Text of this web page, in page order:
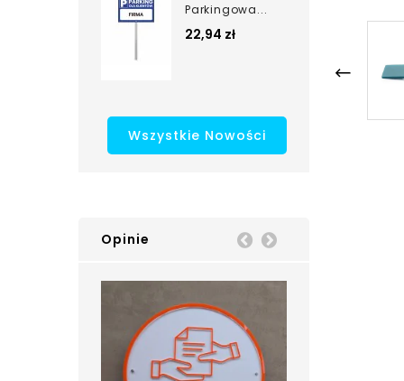
Parkingowa...
22,94 zł
Wszystkie Nowości
Opinie Prev